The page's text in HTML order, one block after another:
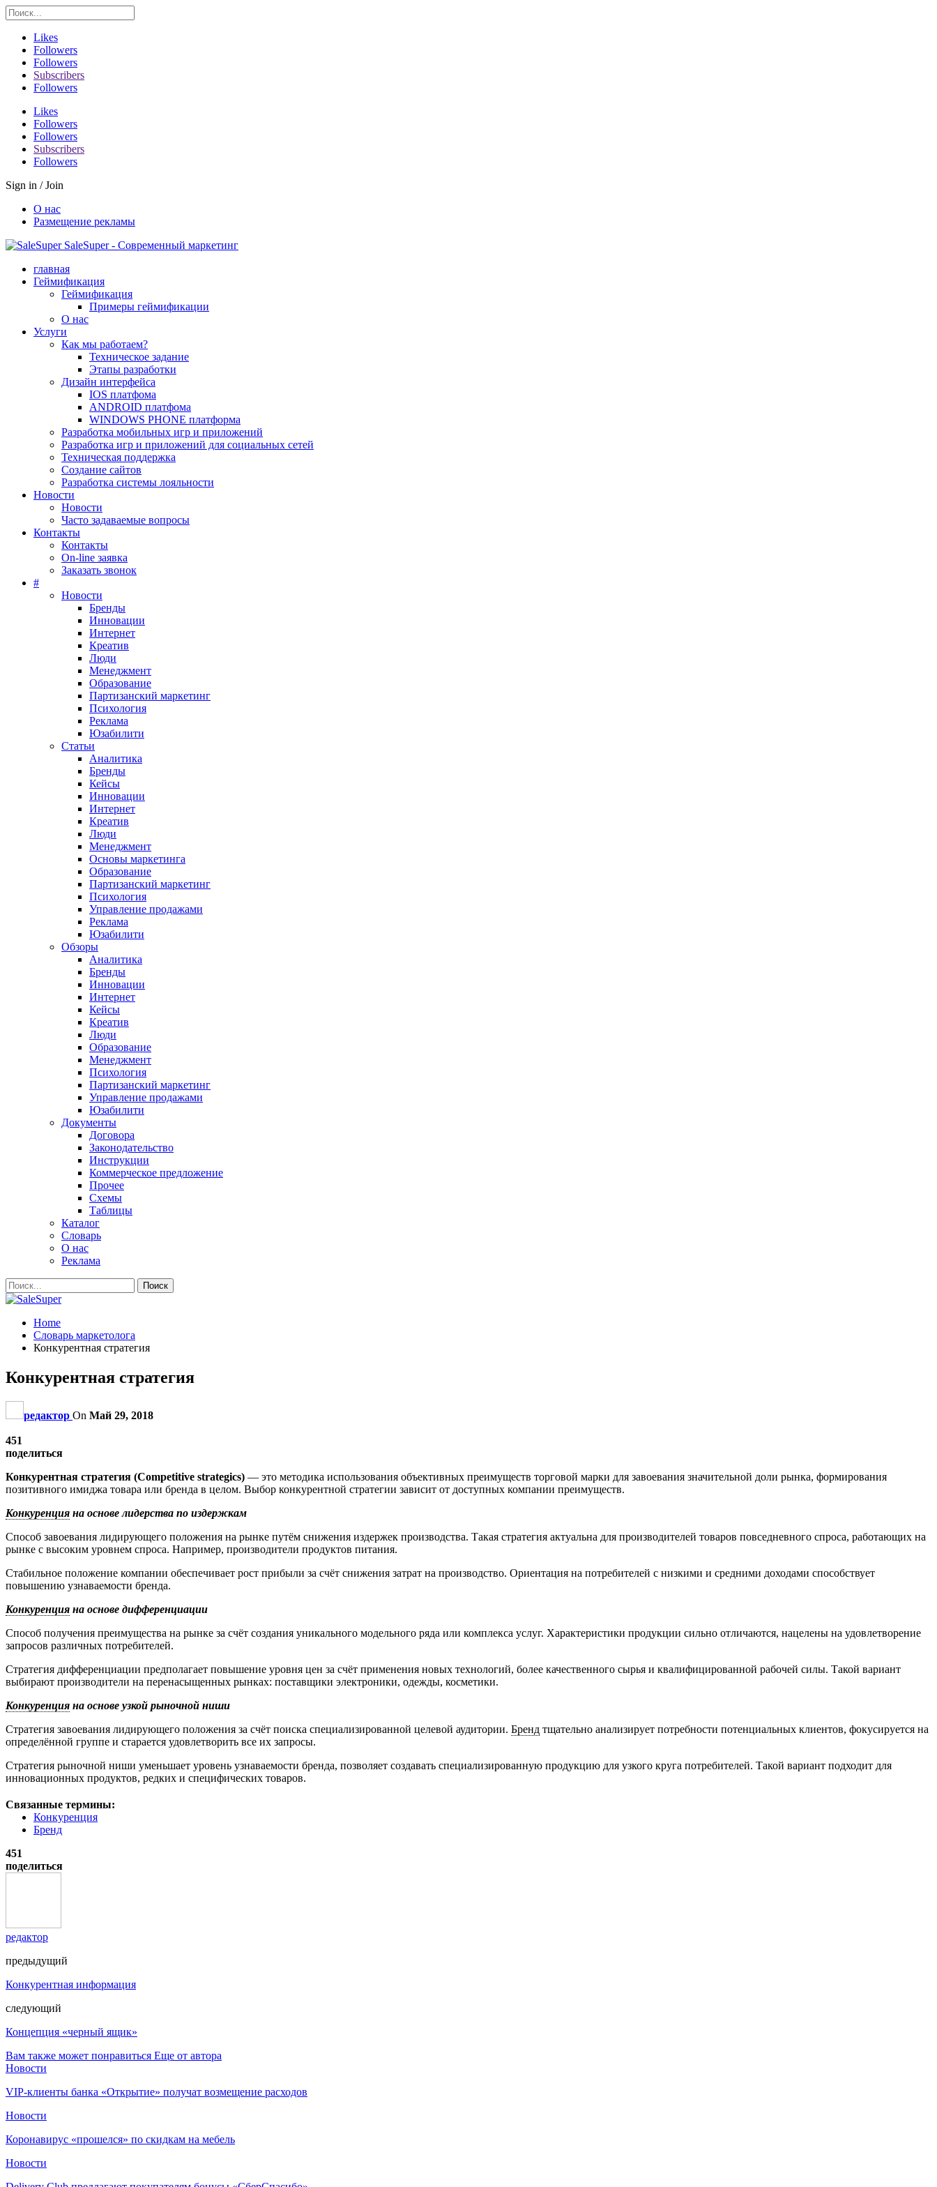
Likes
Followers
Followers
Subscribers
Followers
Likes
Followers
Followers
Subscribers
Followers
Sign in / Join
О нас
Размещение рекламы
SaleSuper - Современный маркетинг
главная
Геймификация
Геймификация
Примеры геймификации
О нас
Услуги
Как мы работаем?
Техническое задание
Этапы разработки
Дизайн интерфейса
IOS платфома
ANDROID платфома
WINDOWS PHONE платформа
Разработка мобильных игр и приложений
Разработка игр и приложений для социальных сетей
Техническая поддержка
Создание сайтов
Разработка системы лояльности
Новости
Новости
Часто задаваемые вопросы
Контакты
Контакты
On-line заявка
Заказать звонок
#
Новости
Бренды
Инновации
Интернет
Креатив
Люди
Менеджмент
Образование
Партизанский маркетинг
Психология
Реклама
Юзабилити
Статьи
Аналитика
Бренды
Кейсы
Инновации
Интернет
Креатив
Люди
Менеджмент
Основы маркетинга
Образование
Партизанский маркетинг
Психология
Управление продажами
Реклама
Юзабилити
Обзоры
Аналитика
Бренды
Инновации
Интернет
Кейсы
Креатив
Люди
Образование
Менеджмент
Психология
Партизанский маркетинг
Управление продажами
Юзабилити
Документы
Договора
Законодательство
Инструкции
Коммерческое предложение
Прочее
Схемы
Таблицы
Каталог
Словарь
О нас
Реклама
Home
Словарь маркетолога
Конкурентная стратегия
Конкурентная стратегия
редактор On Май 29, 2018
451
поделиться
Конкурентная стратегия (Competitive strategics) — это методика использования объективных преимуществ торговой марки для завоевания значительной доли рынка, формирования
позитивного имиджа товара или бренда в целом. Выбор конкурентной стратегии зависит от доступных компании преимуществ.
Конкуренция на основе лидерства по издержкам
Способ завоевания лидирующего положения на рынке путём снижения издержек производства. Такая стратегия актуальна для производителей товаров повседневного спроса, работающих на
рынке с высоким уровнем спроса. Например, производители продуктов питания.
Стабильное положение компании обеспечивает рост прибыли за счёт снижения затрат на производство. Ориентация на потребителей с низкими и средними доходами способствует
повышению узнаваемости бренда.
Конкуренция на основе дифференциации
Способ получения преимущества на рынке за счёт создания уникального модельного ряда или комплекса услуг. Характеристики продукции сильно отличаются, нацелены на удовлетворение
запросов различных потребителей.
Стратегия дифференциации предполагает повышение уровня цен за счёт применения новых технологий, более качественного сырья и квалифицированной рабочей силы. Такой вариант
выбирают производители на перенасыщенных рынках: поставщики электроники, одежды, косметики.
Конкуренция на основе узкой рыночной ниши
Стратегия завоевания лидирующего положения за счёт поиска специализированной целевой аудитории. Бренд тщательно анализирует потребности потенциальных клиентов, фокусируется на
определённой группе и старается удовлетворить все их запросы.
Стратегия рыночной ниши уменьшает уровень узнаваемости бренда, позволяет создавать специализированную продукцию для узкого круга потребителей. Такой вариант подходит для
инновационных продуктов, редких и специфических товаров.
Связанные термины:
Конкуренция
Бренд
451
поделиться
редактор
предыдущий
Конкурентная информация
следующий
Концепция «черный ящик»
Вам также может понравиться Еще от автора
Новости
VIP-клиенты банка «Открытие» получат возмещение расходов
Новости
Коронавирус «прошелся» по скидкам на мебель
Новости